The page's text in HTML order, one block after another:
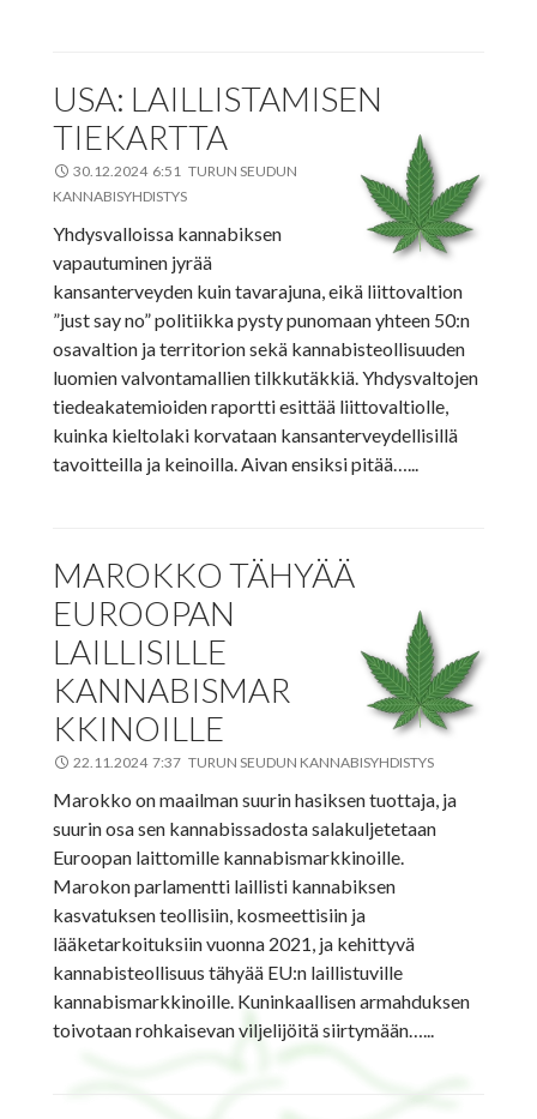
USA: LAILLISTAMISEN
TIEKARTTA
30.12.2024 6:51 TURUN SEUDUN
KANNABISYHDISTYS
Yhdysvalloissa kannabiksen
vapautuminen jyrää
kansanterveyden kuin tavarajuna, eikä liittovaltion
”just say no” politiikka pysty punomaan yhteen 50:n
osavaltion ja territorion sekä kannabisteollisuuden
luomien valvontamallien tilkkutäkkiä. Yhdysvaltojen
tiedeakatemioiden raportti esittää liittovaltiolle,
kuinka kieltolaki korvataan kansanterveydellisillä
tavoitteilla ja keinoilla. Aivan ensiksi pitää…...
MAROKKO TÄHYÄÄ
EUROOPAN
LAILLISILLE
KANNABISMAR
KKINOILLE
22.11.2024 7:37 TURUN SEUDUN KANNABISYHDISTYS
Marokko on maailman suurin hasiksen tuottaja, ja
suurin osa sen kannabissadosta salakuljetetaan
Euroopan laittomille kannabismarkkinoille.
Marokon parlamentti laillisti kannabiksen
kasvatuksen teollisiin, kosmeettisiin ja
lääketarkoituksiin vuonna 2021, ja kehittyvä
kannabisteollisuus tähyää EU:n laillistuville
kannabismarkkinoille. Kuninkaallisen armahduksen
toivotaan rohkaisevan viljelijöitä siirtymään…...